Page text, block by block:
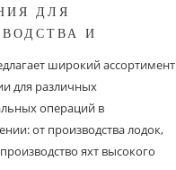
ДЛЯ
И
широкий ассортимент
для различных
операций в
от производства лодок,
яхт высокого